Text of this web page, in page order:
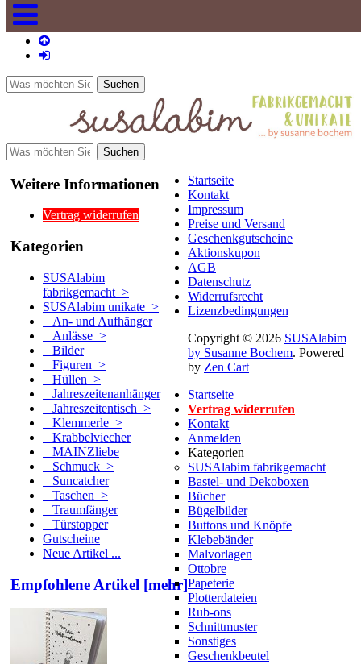
Weitere Informationen
Vertrag widerrufen
Kategorien
SUSAlabim
fabrikgemacht >
SUSAlabim unikate >
An- und Aufhänger
Anlässe >
Bilder
Figuren >
Hüllen >
Jahreszeitenanhänger
Jahreszeitentisch >
Klemmerle >
Krabbelviecher
MAINZliebe
Schmuck >
Suncatcher
Taschen >
Traumfänger
Türstopper
Gutscheine
Neue Artikel ...
Empfohlene Artikel [mehr]
Startseite
Kontakt
Impressum
Preise und Versand
Geschenkgutscheine
Aktionskupon
AGB
Datenschutz
Widerrufsrecht
Lizenzbedingungen
Copyright © 2026 SUSAlabim
by Susanne Bochem. Powered
by Zen Cart
Startseite
Vertrag widerrufen
Kontakt
Anmelden
Kategorien
SUSAlabim fabrikgemacht
Bastel- und Dekoboxen
Bücher
Bügelbilder
Buttons und Knöpfe
Klebebänder
Malvorlagen
Ottobre
Papeterie
Plotterdateien
Rub-ons
Schnittmuster
Sonstiges
Geschenkbeutel